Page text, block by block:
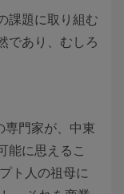
課題に取り組む
であり、むしろ
専門家が、中東
能に思えるこ
ト人の祖母に